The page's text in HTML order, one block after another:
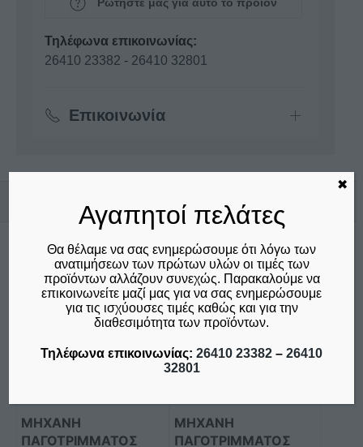
Τηλέφωνα επικοινωνίας:
26410 23382 - 26410 32801
Επικοινωνία
Σχετικά προϊόντα
ΜΗΧΑΝΗ
ΠΑΓΟΤΡΙΜΜΑΤΟΣ
ΜΗΧΑΝΗ
ΠΑΓΟΤΡΙΜΜΑΤΟΣ
Αγαπητοί πελάτες
Θα θέλαμε να σας ενημερώσουμε ότι λόγω των
ανατιμήσεων των πρώτων υλών οι τιμές των
προϊόντων αλλάζουν συνεχώς. Παρακαλούμε να
επικοινωνείτε μαζί μας για να σας ενημερώσουμε
για τις ισχύουσες τιμές καθώς και για την
διαθεσιμότητα των προϊόντων.
Τηλέφωνα επικοινωνίας: 26410 23382 – 26410
32801
✖